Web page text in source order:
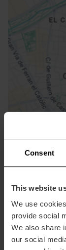
Consent
This website
We use
provide social
We also share
our social